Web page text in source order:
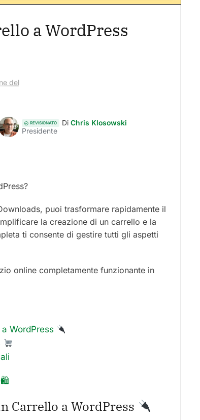
a WordPress
del
REVISIONATO Di Chris Klosowski
Presidente
puoi trasformare rapidamente il
la creazione di un carrello e la
ti consente di gestire tutti gli aspetti
online completamente funzionante in
WordPress
Carrello a WordPress